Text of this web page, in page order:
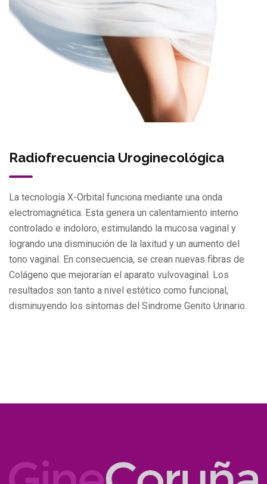
Radiofrecuencia Uroginecológica
La tecnología X-Orbital funciona mediante una onda
electromagnética. Esta genera un calentamiento interno
controlado e indoloro, estimulando la mucosa vaginal y
logrando una disminución de la laxitud y un aumento del
tono vaginal. En consecuencia, se crean nuevas fibras de
Colágeno que mejorarían el aparato vulvovaginal. Los
resultados son tanto a nivel estético como funcional,
disminuyendo los síntomas del Sindrome Genito Urinario.